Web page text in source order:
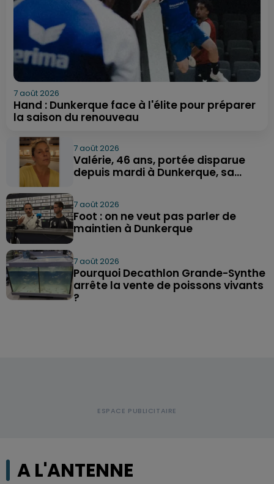
7 août 2026
Hand : Dunkerque face à l'élite pour préparer
la saison du renouveau
7 août 2026
Valérie, 46 ans, portée disparue
depuis mardi à Dunkerque, sa...
7 août 2026
Foot : on ne veut pas parler de
maintien à Dunkerque
7 août 2026
Pourquoi Decathlon Grande-Synthe
arrête la vente de poissons vivants
?
A L'ANTENNE